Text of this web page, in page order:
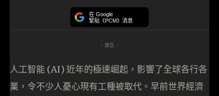
在 Google
緊貼《PCM》消息
- 廣告 -
人工智能 (AI) 近年的極速崛起，影響了全球各行各
業，令不少人憂心現有工種被取代。早前世界經濟